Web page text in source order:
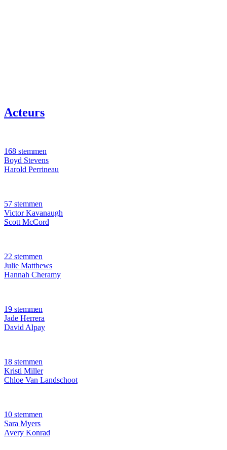
Acteurs
168 stemmen
Boyd Stevens
Harold Perrineau
57 stemmen
Victor Kavanaugh
Scott McCord
22 stemmen
Julie Matthews
Hannah Cheramy
19 stemmen
Jade Herrera
David Alpay
18 stemmen
Kristi Miller
Chloe Van Landschoot
10 stemmen
Sara Myers
Avery Konrad